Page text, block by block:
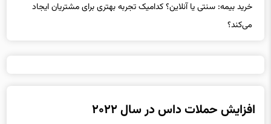
خرید بیمه: سنتی یا آنلاین؟ کدامیک تجربه بهتری برای مشتریان ایجاد
می‌کند؟
افزایش حملات داس در سال ۲۰۲۲